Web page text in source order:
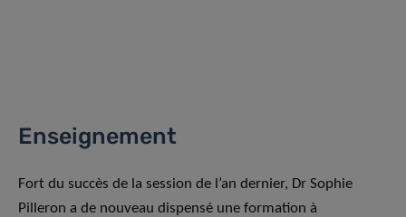
Enseignement
Fort du succès de la session de l’an dernier, Dr Sophie
Pilleron a de nouveau dispensé une formation à